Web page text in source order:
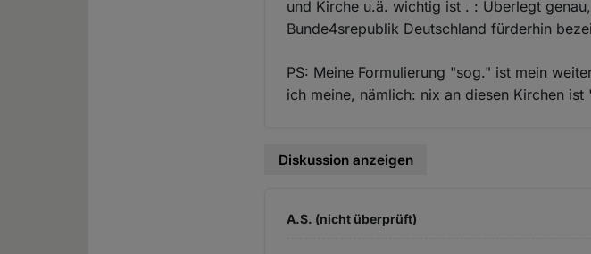
und Kirche u.ä. wichtig ist . : Überlegt
Bunde4srepublik Deutschland fürderhin
PS: Meine Formulierung "sog." ist mein
ich meine, nämlich: nix an diesen Kirchen
Diskussion anzeigen
A.S. (nicht überprüft)